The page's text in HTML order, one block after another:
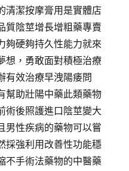
清潔按摩膏用是實體店
質陰莖增長增粗藥專賣
夠硬夠持久性能力就來
想，勇敢面對積極治療
有效治療早洩陽痿問
幫助壯陽中藥此類藥物
術後照護進口陰莖變大
男性疾病的藥物可以嘗
採強利用改善性功能穩
不手術法藥物的中醫藥